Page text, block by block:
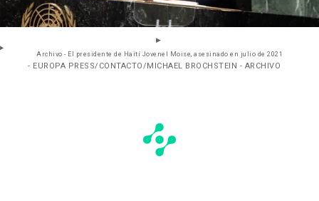
Archivo - El presidente de Haití Jovenel Moise, asesinado en julio de 2021
- EUROPA PRESS/CONTACTO/MICHAEL BROCHSTEIN - ARCHIVO